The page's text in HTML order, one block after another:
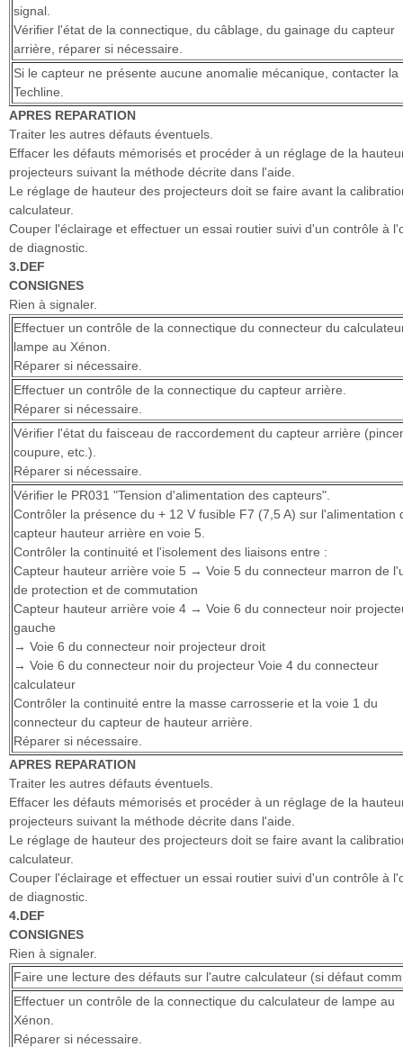
signal.
Vérifier l'état de la connectique, du câblage, du gainage du capteur
arrière, réparer si nécessaire.
Si le capteur ne présente aucune anomalie mécanique, contacter la
Techline.
APRES REPARATION
Traiter les autres défauts éventuels.
Effacer les défauts mémorisés et procéder à un réglage de la
projecteurs suivant la méthode décrite dans l'aide.
Le réglage de hauteur des projecteurs doit se faire avant la
calculateur.
Couper l'éclairage et effectuer un essai routier suivi d'un contrôle à
de diagnostic.
3.DEF
CONSIGNES
Rien à signaler.
Effectuer un contrôle de la connectique du connecteur du
lampe au Xénon.
Réparer si nécessaire.
Effectuer un contrôle de la connectique du capteur arrière.
Réparer si nécessaire.
Vérifier l'état du faisceau de raccordement du capteur arrière
coupure, etc.).
Réparer si nécessaire.
Vérifier le PR031 "Tension d'alimentation des capteurs".
Contrôler la présence du + 12 V fusible F7 (7,5 A) sur l'alimentation
capteur hauteur arrière en voie 5.
Contrôler la continuité et l'isolement des liaisons entre :
Capteur hauteur arrière voie 5 → Voie 5 du connecteur marron de
de protection et de commutation
Capteur hauteur arrière voie 4 → Voie 6 du connecteur noir
gauche
→ Voie 6 du connecteur noir projecteur droit
→ Voie 6 du connecteur noir du projecteur Voie 4 du connecteur
calculateur
Contrôler la continuité entre la masse carrosserie et la voie 1 du
connecteur du capteur de hauteur arrière.
Réparer si nécessaire.
APRES REPARATION
Traiter les autres défauts éventuels.
Effacer les défauts mémorisés et procéder à un réglage de la
projecteurs suivant la méthode décrite dans l'aide.
Le réglage de hauteur des projecteurs doit se faire avant la
calculateur.
Couper l'éclairage et effectuer un essai routier suivi d'un contrôle à
de diagnostic.
4.DEF
CONSIGNES
Rien à signaler.
Faire une lecture des défauts sur l'autre calculateur (si défaut
Effectuer un contrôle de la connectique du calculateur de lampe au
Xénon.
Réparer si nécessaire.